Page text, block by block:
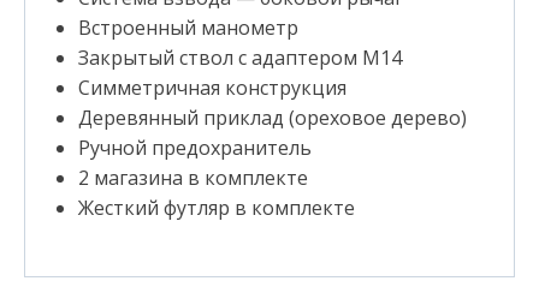
Встроенный манометр
Закрытый ствол с адаптером M14
Симметричная конструкция
Деревянный приклад (ореховое дерево)
Ручной предохранитель
2 магазина в комплекте
Жесткий футляр в комплекте